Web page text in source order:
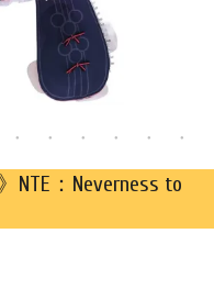
：Neverness to